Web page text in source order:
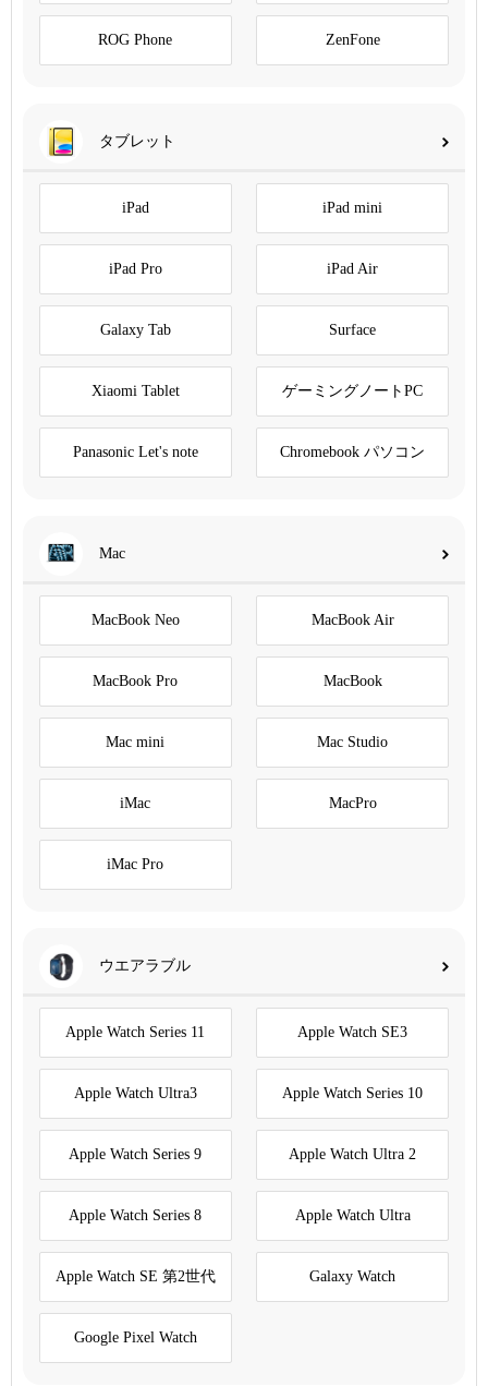
ROG Phone ZenFone
タブレット
iPad iPad mini
iPad Pro iPad Air
Galaxy Tab Surface
Xiaomi Tablet ゲーミングノートPC
Panasonic Let's note Chromebook パソコン
Mac
MacBook Neo MacBook Air
MacBook Pro MacBook
Mac mini Mac Studio
iMac MacPro
iMac Pro
ウエアラブル
Apple Watch Series 11 Apple Watch SE3
Apple Watch Ultra3 Apple Watch Series 10
Apple Watch Series 9 Apple Watch Ultra 2
Apple Watch Series 8 Apple Watch Ultra
Apple Watch SE 第2世代 Galaxy Watch
Google Pixel Watch